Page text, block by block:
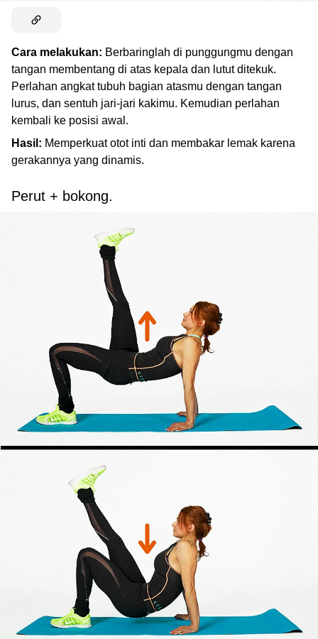
Cara melakukan: Berbaringlah di punggungmu dengan
tangan membentang di atas kepala dan lutut ditekuk.
Perlahan angkat tubuh bagian atasmu dengan tangan
lurus, dan sentuh jari-jari kakimu. Kemudian perlahan
kembali ke posisi awal.
Hasil: Memperkuat otot inti dan membakar lemak karena
gerakannya yang dinamis.
Perut + bokong.